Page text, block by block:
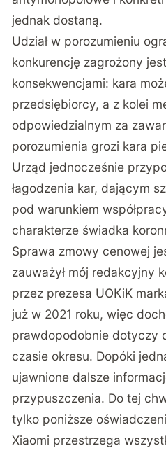
jednak dostaną.
Udział w porozumieniu
konkurencję zagrożony
konsekwencjami: kara
przedsiębiorcy, a z kolei
odpowiedzialnym za
porozumienia grozi kara
Urząd jednocześnie
łagodzenia kar, dającym
pod warunkiem
charakterze świadka
Sprawa zmowy cenowej
zauważył mój redakcyjny
przez prezesa UOKiK
już w 2021 roku, więc
prawdopodobnie dotyczy
czasie okresu. Dopóki
ujawnione dalsze
przypuszczenia. Do tej
tylko poniższe
Xiaomi przestrzega